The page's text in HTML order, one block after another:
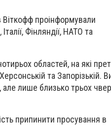
Віткофф проінформували
Фінляндії, НАТО та
областей, на які
та Запорізькій.
лише близько трьох
припинити просування в